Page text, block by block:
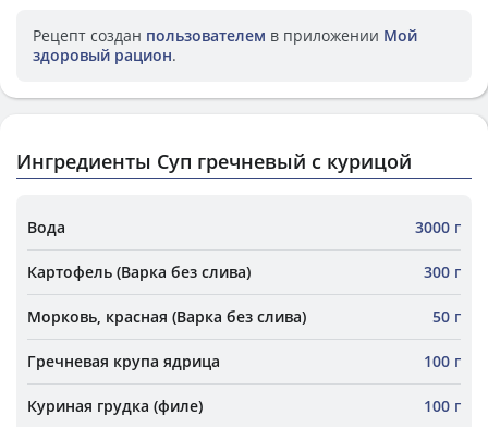
Рецепт создан пользователем в приложении Мой
здоровый рацион.
Ингредиенты Суп гречневый с курицой
Вода 3000 г
Картофель (Варка без слива) 300 г
Морковь, красная (Варка без слива) 50 г
Гречневая крупа ядрица 100 г
Куриная грудка (филе) 100 г